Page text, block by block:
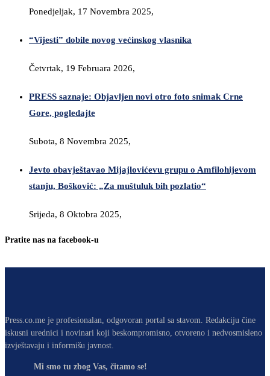
Ponedjeljak, 17 Novembra 2025,
“Vijesti” dobile novog većinskog vlasnika
Četvrtak, 19 Februara 2026,
PRESS saznaje: Objavljen novi otro foto snimak Crne
Gore, pogledajte
Subota, 8 Novembra 2025,
Jevto obavještavao Mijajlovićevu grupu o Amfilohijevom
stanju, Bošković: „Za muštuluk bih pozlatio“
Srijeda, 8 Oktobra 2025,
Pratite nas na facebook-u
Press.co.me je profesionalan, odgovoran portal sa stavom. Redakciju čine
iskusni urednici i novinari koji beskompromisno, otvoreno i nedvosmisleno
izvještavaju i informišu javnost.
Mi smo tu zbog Vas, čitamo se!